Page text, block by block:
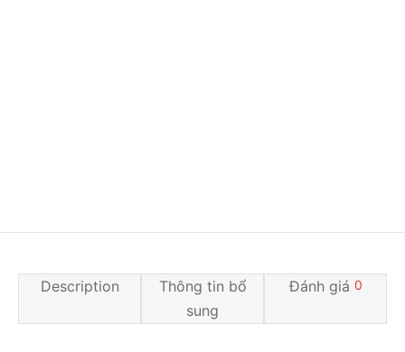
Description
Thông tin bổ
sung
Đánh giá 0